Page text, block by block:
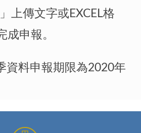
上傳文字或EXCEL格
成申報。
資料申報期限為2020年